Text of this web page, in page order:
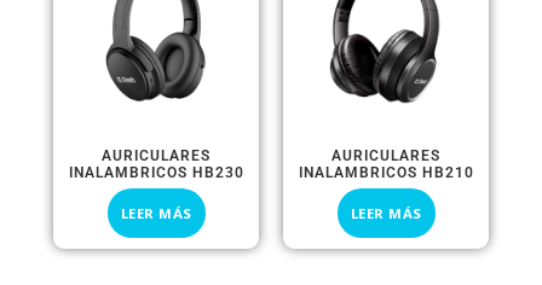
AURICULARES
INALAMBRICOS HB230
LEER MÁS
AURICULARES
INALAMBRICOS HB210
LEER MÁS